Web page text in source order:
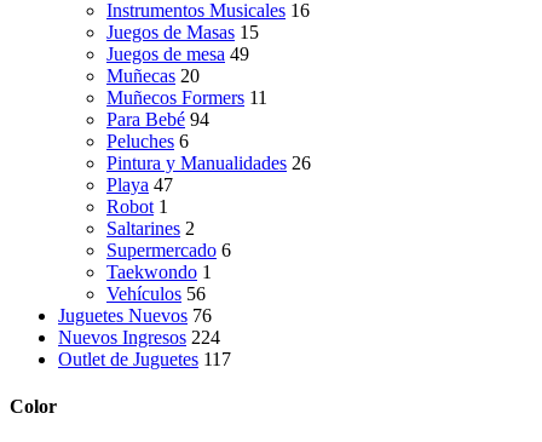
Instrumentos Musicales 16
Juegos de Masas 15
Juegos de mesa 49
Muñecas 20
Muñecos Formers 11
Para Bebé 94
Peluches 6
Pintura y Manualidades 26
Playa 47
Robot 1
Saltarines 2
Supermercado 6
Taekwondo 1
Vehículos 56
Juguetes Nuevos 76
Nuevos Ingresos 224
Outlet de Juguetes 117
Color